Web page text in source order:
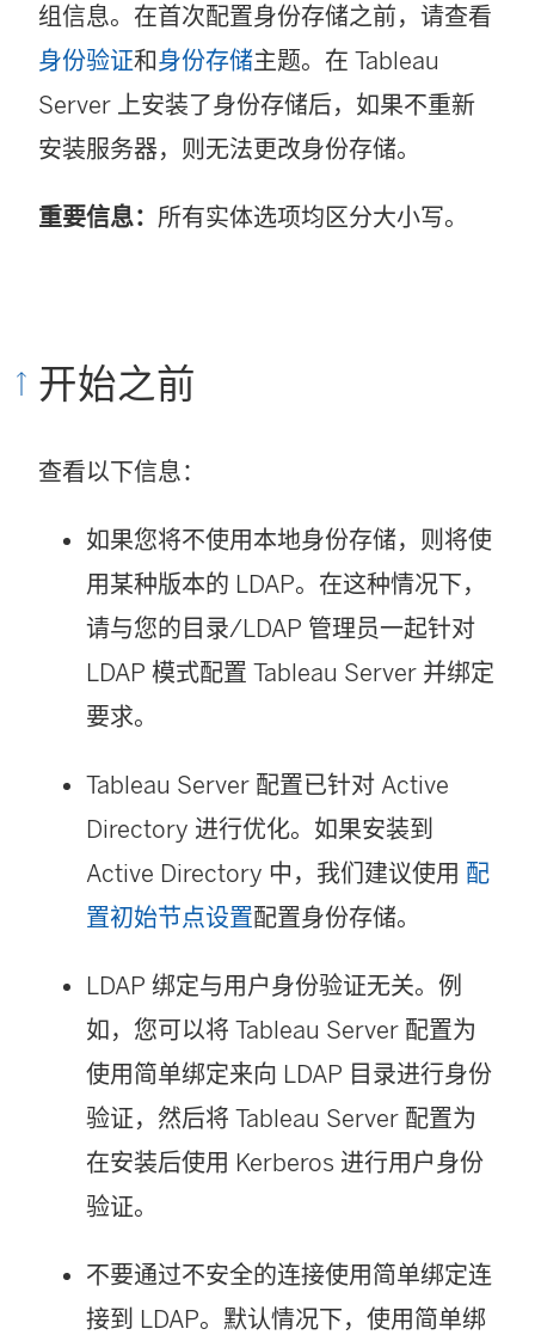
组信息。在首次配置身份存储之前，请查看
身份验证和身份存储主题。在 Tableau
Server 上安装了身份存储后，如果不重新
安装服务器，则无法更改身份存储。
重要信息： 所有实体选项均区分大小写。
开始之前
查看以下信息：
如果您将不使用本地身份存储，则将使
用某种版本的 LDAP。在这种情况下，
请与您的目录/LDAP 管理员一起针对
LDAP 模式配置 Tableau Server 并绑定
要求。
Tableau Server 配置已针对 Active
Directory 进行优化。如果安装到
Active Directory 中，我们建议使用 配
置初始节点设置配置身份存储。
LDAP 绑定与用户身份验证无关。例
如，您可以将 Tableau Server 配置为
使用简单绑定来向 LDAP 目录进行身份
验证，然后将 Tableau Server 配置为
在安装后使用 Kerberos 进行用户身份
验证。
不要通过不安全的连接使用简单绑定连
接到 LDAP。默认情况下，使用简单绑